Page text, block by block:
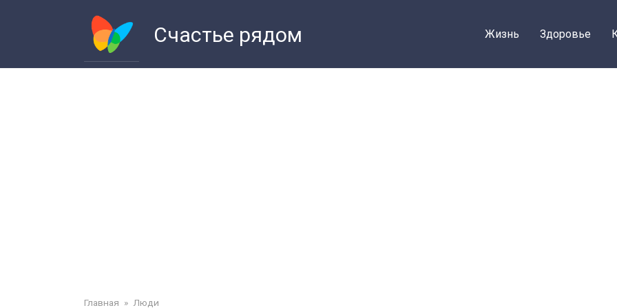
Счастье рядом Жизнь Здоровье
Главная » Люди